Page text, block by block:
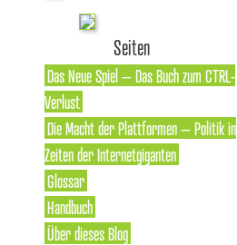
Seiten
Das Neue Spiel – Das Buch zum CTRL-
Verlust
Die Macht der Plattformen – Politik in
Zeiten der Internetgiganten
Glossar
Handbuch
Über dieses Blog